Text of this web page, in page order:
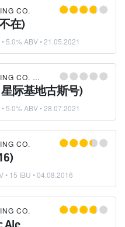
CO.
在)
• 5.0% ABV •21.05.2021
CO. BIONICBREW I 百优精
星际基地古斯号)
• 5.0% ABV •28.07.2021
CO.
• 15 IBU •04.08.2016
CO.